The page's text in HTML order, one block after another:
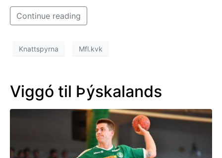
Continue reading
Knattspyrna Mfl.kvk
Viggó til Þýskalands